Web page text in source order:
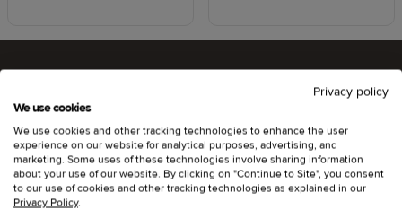
¿Listo para probar Printful?
Empieza
Privacy policy
We use cookies
We use cookies and other tracking technologies to enhance the user
experience on our website for analytical purposes, advertising, and
marketing. Some uses of these technologies involve sharing information
about your use of our website. By clicking on "Continue to Site", you consent
to our use of cookies and other tracking technologies as explained in our
Privacy Policy.